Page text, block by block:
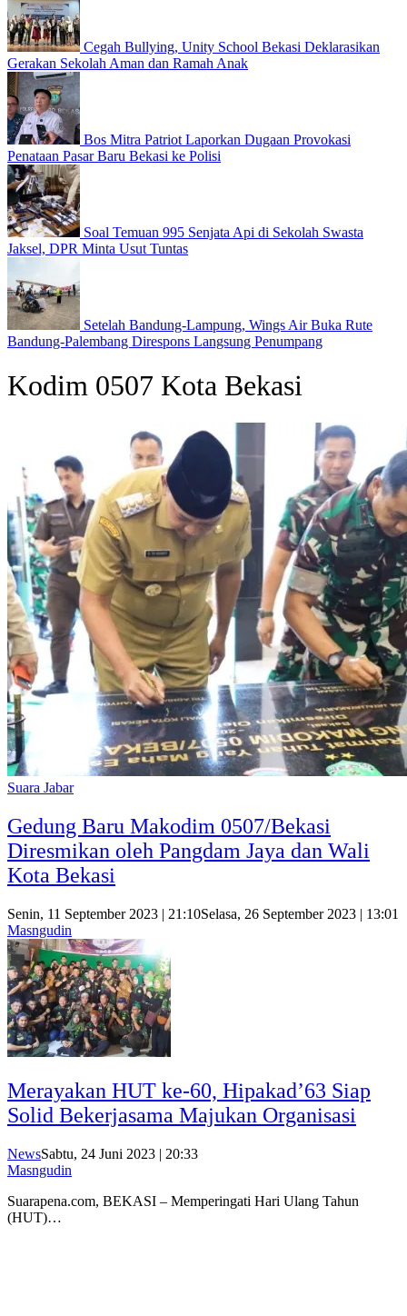
Cegah Bullying, Unity School Bekasi Deklarasikan
Gerakan Sekolah Aman dan Ramah Anak
Bos Mitra Patriot Laporkan Dugaan Provokasi
Penataan Pasar Baru Bekasi ke Polisi
Soal Temuan 995 Senjata Api di Sekolah Swasta
Jaksel, DPR Minta Usut Tuntas
Setelah Bandung-Lampung, Wings Air Buka Rute
Bandung-Palembang Direspons Langsung Penumpang
Kodim 0507 Kota Bekasi
Suara Jabar
Gedung Baru Makodim 0507/Bekasi
Diresmikan oleh Pangdam Jaya dan Wali
Kota Bekasi
Senin, 11 September 2023 | 21:10Selasa, 26 September 2023 | 13:01
Masngudin
Merayakan HUT ke-60, Hipakad’63 Siap
Solid Bekerjasama Majukan Organisasi
NewsSabtu, 24 Juni 2023 | 20:33
Masngudin
Suarapena.com, BEKASI – Memperingati Hari Ulang Tahun
(HUT)…